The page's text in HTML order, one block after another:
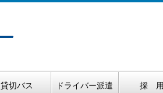
貸切バス ドライバー派遣 採 用